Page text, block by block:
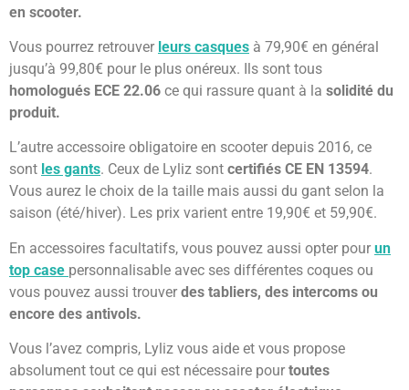
en scooter.
Vous pourrez retrouver leurs casques à 79,90€ en général
jusqu’à 99,80€ pour le plus onéreux. Ils sont tous
homologués ECE 22.06 ce qui rassure quant à la solidité du
produit.
L’autre accessoire obligatoire en scooter depuis 2016, ce
sont les gants. Ceux de Lyliz sont certifiés CE EN 13594.
Vous aurez le choix de la taille mais aussi du gant selon la
saison (été/hiver). Les prix varient entre 19,90€ et 59,90€.
En accessoires facultatifs, vous pouvez aussi opter pour un
top case personnalisable avec ses différentes coques ou
vous pouvez aussi trouver des tabliers, des intercoms ou
encore des antivols.
Vous l’avez compris, Lyliz vous aide et vous propose
absolument tout ce qui est nécessaire pour toutes